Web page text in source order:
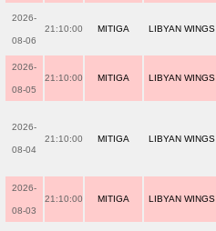
2026-
08-06
21:10:00 MITIGA LIBYAN WINGS
2026-
08-05
21:10:00 MITIGA LIBYAN WINGS
2026-
08-04
21:10:00 MITIGA LIBYAN WINGS
2026-
08-03
21:10:00 MITIGA LIBYAN WINGS